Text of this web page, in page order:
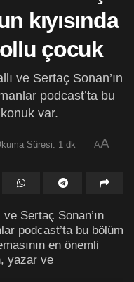
kıyısında
çocuk
ve Sertaç Sonan’ın
podcast’ta bu
var.
Süresi: 1 dk AA
Sertaç Sonan’ın
podcast’ta bu bölüm
en önemli
yazar ve